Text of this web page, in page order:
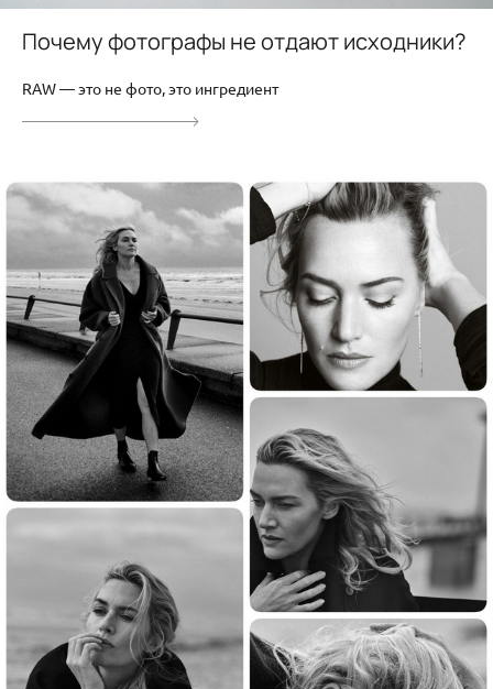
Почему фотографы не отдают исходники?
RAW — это не фото, это ингредиент